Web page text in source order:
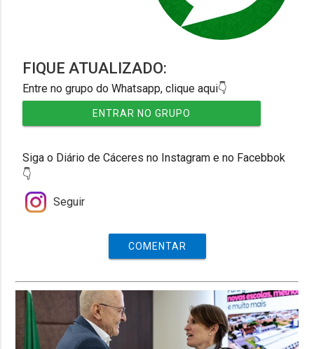
FIQUE ATUALIZADO:
Entre no grupo do Whatsapp, clique aqui👇
ENTRAR NO GRUPO
Siga o Diário de Cáceres no Instagram e no Facebbok
👇
Seguir
COMENTAR